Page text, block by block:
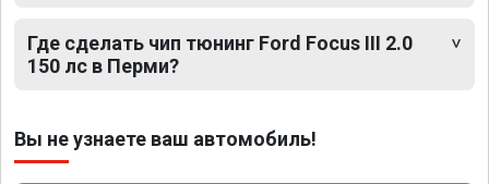
Где сделать чип тюнинг Ford Focus III 2.0
150 лс в Перми?
Вы не узнаете ваш автомобиль!